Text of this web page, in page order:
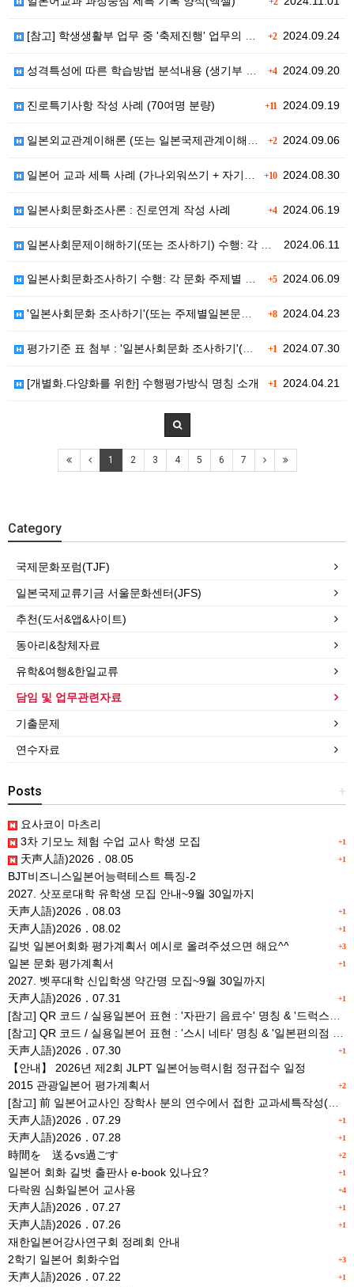
+22024.09.24
[참고] 학생생활부 업무 중 '축제진행' 업무의 대략적…
+42024.09.20
성격특성에 따른 학습방법 분석내용 (생기부 행발 활용가…
+112024.09.19
진로특기사항 작성 사례 (70여명 분량)
+22024.09.06
일본외교관계이해론 (또는 일본국제관계이해론 등) 세…
+102024.08.30
일본어 교과 세특 사례 (가나외워쓰기 + 자기소개 + …
+42024.06.19
일본사회문화조사론 : 진로연계 작성 사례
2024.06.11
일본사회문제이해하기(또는 조사하기) 수행: 각 주제별 …
+52024.06.09
일본사회문화조사하기 수행: 각 문화 주제별 그림자료 예…
+82024.04.23
'일본사회문화 조사하기'(또는 주제별일본문화조사하기) …
+12024.07.30
평가기준 표 첨부 : '일본사회문화 조사하기'(또는 주…
+12024.04.21
[개별화.다양화를 위한] 수행평가방식 명칭 소개
1 2 3 4 5 6 7
Category
국제문화포럼(TJF)
일본국제교류기금 서울문화센터(JFS)
추천(도서&앱&사이트)
동아리&창체자료
유학&여행&한일교류
담임 및 업무관련자료
기출문제
연수자료
+
Posts
요사코이 마츠리
+1
3차 기모노 체험 수업 교사 학생 모집
+1
天声人語)2026．08.05
BJT비즈니스일본어능력테스트 특징-2
2027. 삿포로대학 유학생 모집 안내~9월 30일까지
+1
天声人語)2026．08.03
+1
天声人語)2026．08.02
+3
길벗 일본어회화 평가계획서 예시로 올려주셨으면 해요^^
+1
일본 문화 평가계획서
2027. 벳푸대학 신입학생 약간명 모집~9월 30일까지
+1
天声人語)2026．07.31
[참고] QR 코드 / 실용일본어 표현 : '자판기 음료수' 명칭 & '드럭스토어 약품명' 알아맞히기
[참고] QR 코드 / 실용일본어 표현 : '스시 네타' 명칭 & '일본편의점 상품명' 학습 게임
+1
天声人語)2026．07.30
【안내】 2026년 제2회 JLPT 일본어능력시험 정규접수 일정
+2
2015 관광일본어 평가계획서
[참고] 前 일본어교사인 장학사 분의 연수에서 접한 교과세특작성(매력있는 세특) Tip
+1
天声人語)2026．07.29
+1
天声人語)2026．07.28
+2
時間を 送るvs過ごす
+1
일본어 회화 길벗 출판사 e-book 있나요?
+4
다락원 심화일본어 교사용
+1
天声人語)2026．07.27
+1
天声人語)2026．07.26
재한일본어강사연구회 정례회 안내
+3
2학기 일본어 회화수업
+1
天声人語)2026．07.22